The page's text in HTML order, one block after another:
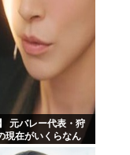
元バレー代表・狩
現在がいくらなん
ぎる！